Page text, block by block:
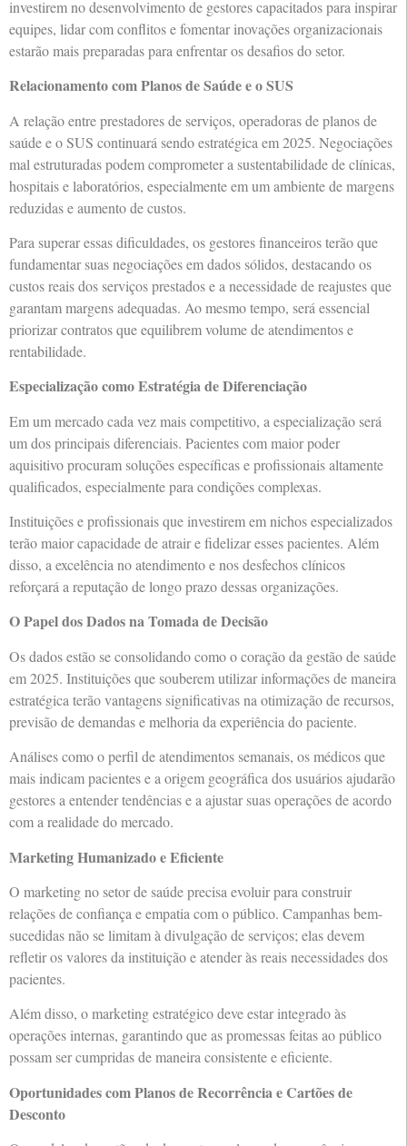
investirem no desenvolvimento de gestores capacitados para inspirar
equipes, lidar com conflitos e fomentar inovações organizacionais
estarão mais preparadas para enfrentar os desafios do setor.
Relacionamento com Planos de Saúde e o SUS
A relação entre prestadores de serviços, operadoras de planos de
saúde e o SUS continuará sendo estratégica em 2025. Negociações
mal estruturadas podem comprometer a sustentabilidade de clínicas,
hospitais e laboratórios, especialmente em um ambiente de margens
reduzidas e aumento de custos.
Para superar essas dificuldades, os gestores financeiros terão que
fundamentar suas negociações em dados sólidos, destacando os
custos reais dos serviços prestados e a necessidade de reajustes que
garantam margens adequadas. Ao mesmo tempo, será essencial
priorizar contratos que equilibrem volume de atendimentos e
rentabilidade.
Especialização como Estratégia de Diferenciação
Em um mercado cada vez mais competitivo, a especialização será
um dos principais diferenciais. Pacientes com maior poder
aquisitivo procuram soluções específicas e profissionais altamente
qualificados, especialmente para condições complexas.
Instituições e profissionais que investirem em nichos especializados
terão maior capacidade de atrair e fidelizar esses pacientes. Além
disso, a excelência no atendimento e nos desfechos clínicos
reforçará a reputação de longo prazo dessas organizações.
O Papel dos Dados na Tomada de Decisão
Os dados estão se consolidando como o coração da gestão de saúde
em 2025. Instituições que souberem utilizar informações de maneira
estratégica terão vantagens significativas na otimização de recursos,
previsão de demandas e melhoria da experiência do paciente.
Análises como o perfil de atendimentos semanais, os médicos que
mais indicam pacientes e a origem geográfica dos usuários ajudarão
gestores a entender tendências e a ajustar suas operações de acordo
com a realidade do mercado.
Marketing Humanizado e Eficiente
O marketing no setor de saúde precisa evoluir para construir
relações de confiança e empatia com o público. Campanhas bem-
sucedidas não se limitam à divulgação de serviços; elas devem
refletir os valores da instituição e atender às reais necessidades dos
pacientes.
Além disso, o marketing estratégico deve estar integrado às
operações internas, garantindo que as promessas feitas ao público
possam ser cumpridas de maneira consistente e eficiente.
Oportunidades com Planos de Recorrência e Cartões de
Desconto